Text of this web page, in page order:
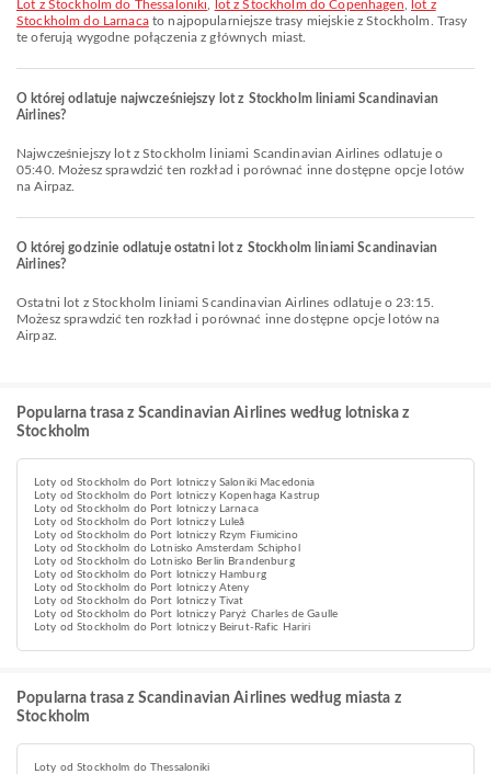
lot z Stockholm do Thessaloniki lot z Stockholm do Copenhagen
lot z
Stockholm do Larnacato najpopularniejsze trasy miejskie z Stockholm. Trasy
te oferują wygodne połączenia z głównych miast.
O której odlatuje najwcześniejszy lot z Stockholm liniami Scandinavian
Airlines?
Najwcześniejszy lot z Stockholm liniami Scandinavian Airlines odlatuje o
05:40. Możesz sprawdzić ten rozkład i porównać inne dostępne opcje lotów
na Airpaz.
O której godzinie odlatuje ostatni lot z Stockholm liniami Scandinavian
Airlines?
Ostatni lot z Stockholm liniami Scandinavian Airlines odlatuje o 23:15.
Możesz sprawdzić ten rozkład i porównać inne dostępne opcje lotów na
Airpaz.
Popularna trasa z Scandinavian Airlines według lotniska z
Stockholm
Loty od Stockholm do Port lotniczy Saloniki Macedonia
Loty od Stockholm do Port lotniczy Kopenhaga Kastrup
Loty od Stockholm do Port lotniczy Larnaca
Loty od Stockholm do Port lotniczy Luleå
Loty od Stockholm do Port lotniczy Rzym Fiumicino
Loty od Stockholm do Lotnisko Amsterdam Schiphol
Loty od Stockholm do Lotnisko Berlin Brandenburg
Loty od Stockholm do Port lotniczy Hamburg
Loty od Stockholm do Port lotniczy Ateny
Loty od Stockholm do Port lotniczy Tivat
Loty od Stockholm do Port lotniczy Paryż Charles de Gaulle
Loty od Stockholm do Port lotniczy Beirut-Rafic Hariri
Popularna trasa z Scandinavian Airlines według miasta z
Stockholm
Loty od Stockholm do Thessaloniki